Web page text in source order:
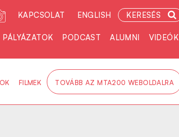
KAPCSOLAT ENGLISH KERESÉS
PÁLYÁZATOK PODCAST ALUMNI VIDEÓK
FILMEK TOVÁBB AZ MTA200 WEBOLDALRA